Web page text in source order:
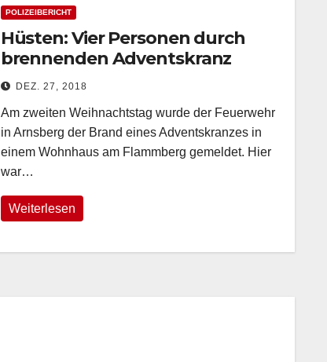
POLIZEIBERICHT
Hüsten: Vier Personen durch
brennenden Adventskranz
leicht verletzt
DEZ. 27, 2018
Am zweiten Weihnachtstag wurde der Feuerwehr
in Arnsberg der Brand eines Adventskranzes in
einem Wohnhaus am Flammberg gemeldet. Hier
war…
Weiterlesen